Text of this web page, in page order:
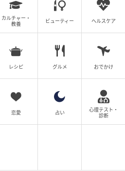
カルチャー・
教養
ビューティー ヘルスケア
レシピ グルメ おでかけ
恋愛 占い
心理テスト・
診断